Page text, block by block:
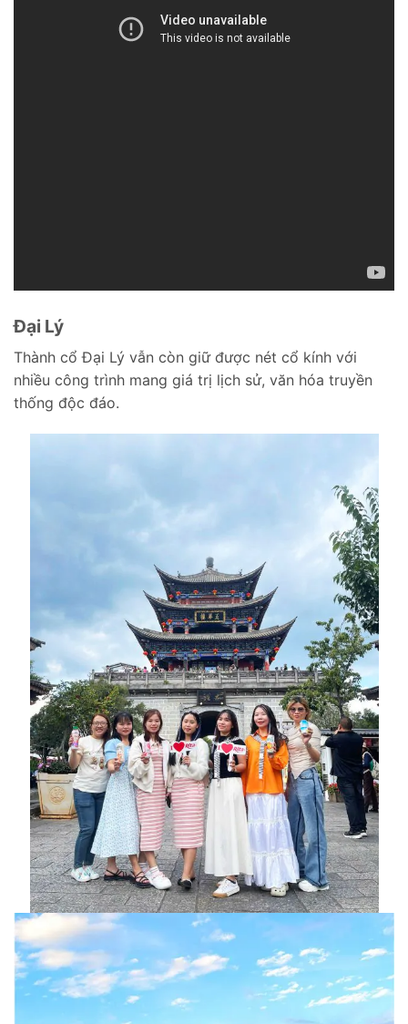
Đại Lý
Thành cổ Đại Lý vẫn còn giữ được nét cổ kính với
nhiều công trình mang giá trị lịch sử, văn hóa truyền
thống độc đáo.